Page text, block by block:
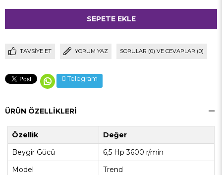
TAVSIYE ET YORUM YAZ SORULAR (0) VE CEVAPLAR (0)
Telegram
ÜRÜN ÖZELLIKLERI
Özellik
Değer
Beygir Gücü
6,5 Hp 3600 r/min
Model
Trend